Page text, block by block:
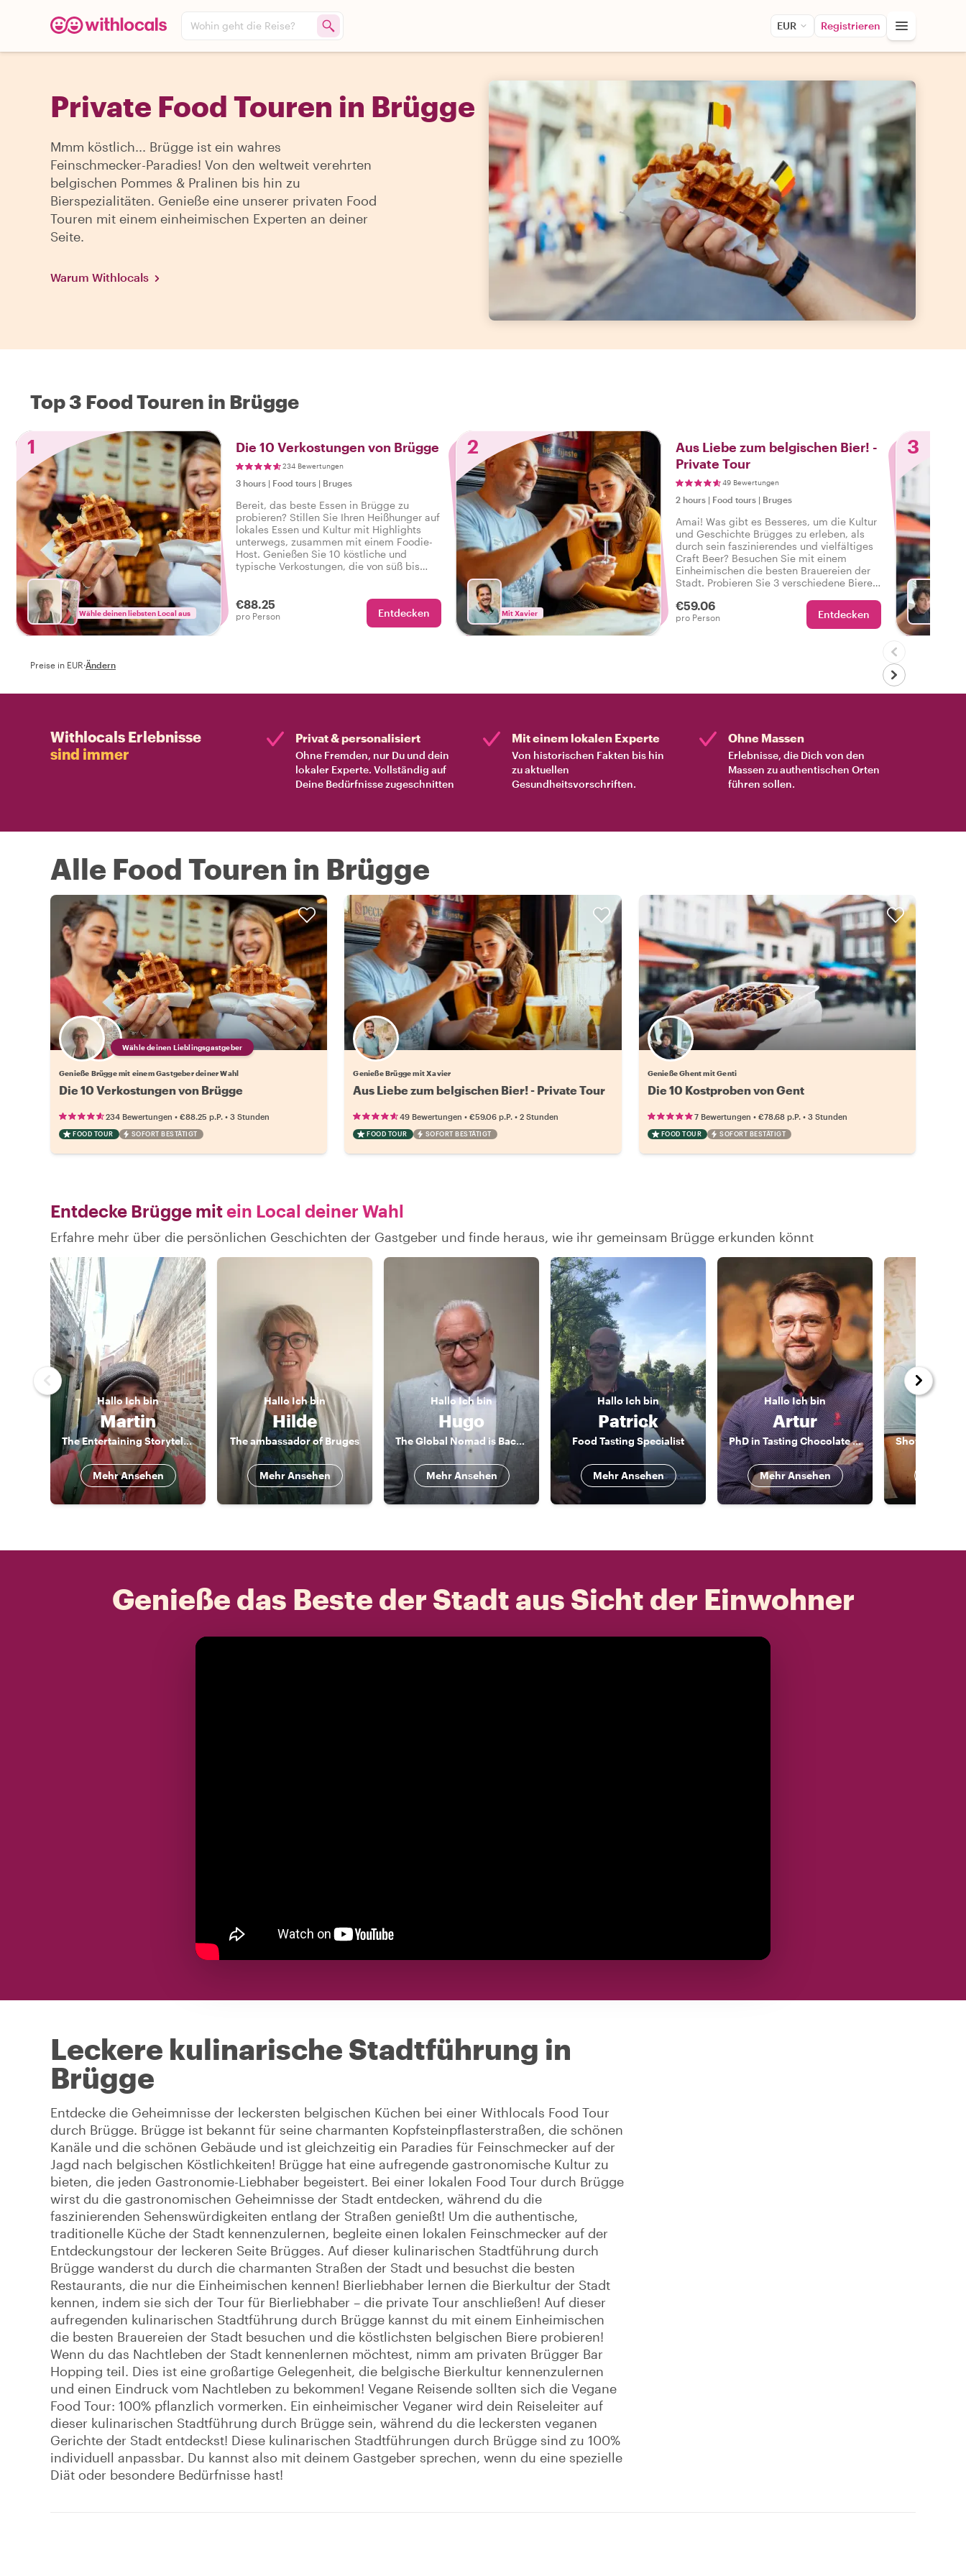
Wohin geht die Reise? EUR Registrieren
Private Food Touren in Brügge
Mmm köstlich... Brügge ist ein wahres
Feinschmecker-Paradies! Von den weltweit verehrten
belgischen Pommes & Pralinen bis hin zu
Bierspezialitäten. Genieße eine unserer privaten Food
Touren mit einem einheimischen Experten an deiner
Seite.
Warum Withlocals
Top 3 Food Touren in Brügge
1
Wähle deinen liebsten Local aus
Die 10 Verkostungen von Brügge
234 Bewertungen
3 hours | Food tours | Bruges
Bereit, das beste Essen in Brügge zu
probieren? Stillen Sie Ihren Heißhunger auf
lokales Essen und Kultur mit Highlights
unterwegs, zusammen mit einem Foodie-
Host. Genießen Sie 10 köstliche und
typische Verkostungen, die von süß bis
€88.25
pro Person Entdecken
2
Mit Xavier
Aus Liebe zum belgischen Bier! -
Private Tour
49 Bewertungen
2 hours | Food tours | Bruges
Amai! Was gibt es Besseres, um die Kultur
und Geschichte Brügges zu erleben, als
durch sein faszinierendes und vielfältiges
Craft Beer? Besuchen Sie mit einem
Einheimischen die besten Brauereien der
Stadt. Probieren Sie 3 verschiedene Biere,
Snack, und machen Sie Ihren Besuch in
Brügge zu einem einzigartigen Erlebnis!
€59.06
pro Person Entdecken
3
Preise in EUR·Ändern
Withlocals Erlebnisse
sind immer
Privat & personalisiert
Ohne Fremden, nur Du und dein
lokaler Experte. Vollständig auf
Deine Bedürfnisse zugeschnitten
Mit einem lokalen Experte
Von historischen Fakten bis hin
zu aktuellen
Gesundheitsvorschriften.
Ohne Massen
Erlebnisse, die Dich von den
Massen zu authentischen Orten
führen sollen.
Alle Food Touren in Brügge
Wähle deinen Lieblingsgastgeber
Genieße Brügge mit einem Gastgeber deiner Wahl
Die 10 Verkostungen von Brügge
234 Bewertungen • €88.25 p.P. • 3 Stunden
FOOD TOUR SOFORT BESTÄTIGT
Genieße Brügge mit Xavier
Aus Liebe zum belgischen Bier! - Private Tour
49 Bewertungen •€59.06 p.P. •2 Stunden
FOOD TOUR SOFORT BESTÄTIGT
Genieße Ghent mit Genti
Die 10 Kostproben von Gent
7 Bewertungen • €78.68 p.P. • 3 Stunden
FOOD TOUR SOFORT BESTÄTIGT
Entdecke Brügge mitein Local deiner Wahl
Erfahre mehr über die persönlichen Geschichten der Gastgeber und finde heraus, wie ihr gemeinsam Brügge erkunden könnt
HalloIch bin
Martin
The Entertaining Storyteller
Mehr Ansehen
HalloIch bin
Hilde
The ambassador of Bruges
Mehr Ansehen
HalloIch bin
Hugo
The Global Nomad is Back in Town
Mehr Ansehen
Hallo Ich bin
Patrick
Food Tasting Specialist
Mehr Ansehen
HalloIch bin
Artur
PhD in Tasting Chocolate and Beer | Expert Storyteller
Mehr Ansehen
Genieße das Beste der Stadt aus Sicht der Einwohner
Leckere kulinarische Stadtführung in
Brügge
Entdecke die Geheimnisse der leckersten belgischen Küchen bei einer Withlocals Food Tour
durch Brügge. Brügge ist bekannt für seine charmanten Kopfsteinpflasterstraßen, die schönen
Kanäle und die schönen Gebäude und ist gleichzeitig ein Paradies für Feinschmecker auf der
Jagd nach belgischen Köstlichkeiten! Brügge hat eine aufregende gastronomische Kultur zu
bieten, die jeden Gastronomie-Liebhaber begeistert. Bei einer lokalen Food Tour durch Brügge
wirst du die gastronomischen Geheimnisse der Stadt entdecken, während du die
faszinierenden Sehenswürdigkeiten entlang der Straßen genießt! Um die authentische,
traditionelle Küche der Stadt kennenzulernen, begleite einen lokalen Feinschmecker auf der
Entdeckungstour der leckeren Seite Brügges. Auf dieser kulinarischen Stadtführung durch
Brügge wanderst du durch die charmanten Straßen der Stadt und besuchst die besten
Restaurants, die nur die Einheimischen kennen! Bierliebhaber lernen die Bierkultur der Stadt
kennen, indem sie sich der Tour für Bierliebhaber – die private Tour anschließen! Auf dieser
aufregenden kulinarischen Stadtführung durch Brügge kannst du mit einem Einheimischen
die besten Brauereien der Stadt besuchen und die köstlichsten belgischen Biere probieren!
Wenn du das Nachtleben der Stadt kennenlernen möchtest, nimm am privaten Brügger Bar
Hopping teil. Dies ist eine großartige Gelegenheit, die belgische Bierkultur kennenzulernen
und einen Eindruck vom Nachtleben zu bekommen! Vegane Reisende sollten sich die Vegane
Food Tour: 100% pflanzlich vormerken. Ein einheimischer Veganer wird dein Reiseleiter auf
dieser kulinarischen Stadtführung durch Brügge sein, während du die leckersten veganen
Gerichte der Stadt entdeckst! Diese kulinarischen Stadtführungen durch Brügge sind zu 100%
individuell anpassbar. Du kannst also mit deinem Gastgeber sprechen, wenn du eine spezielle
Diät oder besondere Bedürfnisse hast!